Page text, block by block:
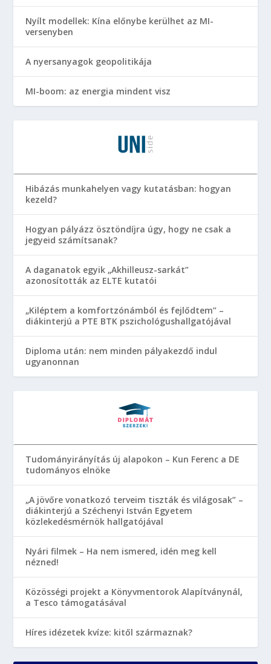
Nyílt modellek: Kína előnybe kerülhet az MI-
versenyben
A nyersanyagok geopolitikája
MI-boom: az energia mindent visz
Hibázás munkahelyen vagy kutatásban: hogyan
kezeld?
Hogyan pályázz ösztöndíjra úgy, hogy ne csak a
jegyeid számítsanak?
A daganatok egyik „Akhilleusz-sarkát”
azonosították az ELTE kutatói
„Kiléptem a komfortzónámból és fejlődtem” –
diákinterjú a PTE BTK pszichológushallgatójával
Diploma után: nem minden pályakezdő indul
ugyanonnan
Tudományirányítás új alapokon – Kun Ferenc a DE
tudományos elnöke
„A jövőre vonatkozó terveim tiszták és világosak” –
diákinterjú a Széchenyi István Egyetem
közlekedésmérnök hallgatójával
Nyári filmek – Ha nem ismered, idén meg kell
nézned!
Közösségi projekt a Könyvmentorok Alapítványnál,
a Tesco támogatásával
Híres idézetek kvíze: kitől származnak?